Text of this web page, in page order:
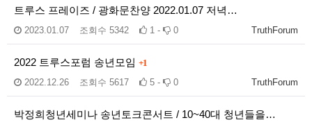
트루스 프레이즈 / 광화문찬양 2022.01.07 저녁…
TruthForum
2023.01.07 조회수 5342 1 - 0
2022 트루스포럼 송년모임 +1
TruthForum
2022.12.26 조회수 5617 5 - 0
박정희청년세미나 송년토크콘서트 / 10~40대 청년들을…